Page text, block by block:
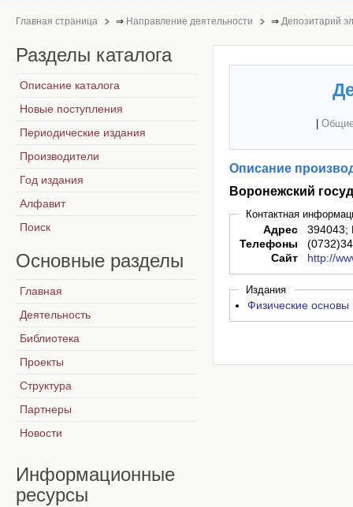
Главная страница ⇒ Направление деятельности ⇒ Депозитарий
Описание
Воронежский
Контактная
Адрес
394043;
Телефоны
Сайт
http://
Издания
Физические основы
Разделы каталога
Описание каталога
Новые поступления
Периодические издания
Производители
Год издания
Алфавит
Поиск
Основные разделы
Главная
Деятельность
Библиотека
Проекты
Структура
Партнеры
Новости
Информационные
ресурсы